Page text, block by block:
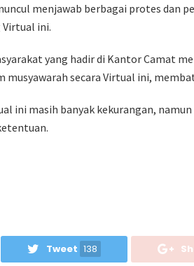
menjawab berbagai protes dan
ini.
yang hadir di Kantor Camat
secara Virtual ini,
ini masih banyak kekurangan,
Tweet 138